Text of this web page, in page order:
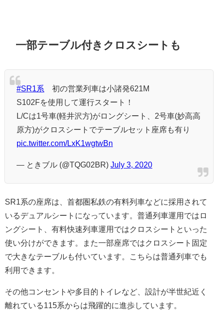
一部テーブル付きクロスシートも
#SR1系 初の営業列車は小諸発621M
S102Fを使用して運行スタート！
L/Cは1号車(軽井沢方)がロングシート、2号車(妙高高
原方)がクロスシートでテーブルセット座席も有り
pic.twitter.com/LxK1wgtwBn
— ときブル (@TQG02BR) July 3, 2020
SR1系の座席は、首都圏私鉄の有料列車などに採用されて
いるデュアルシートになっています。普通列車運用ではロ
ングシート、有料快速列車運用ではクロスシートといった
使い分けができます。また一部座席ではクロスシート固定
で大きなテーブルも付いています。こちらは普通列車でも
利用できます。
その他コンセントや多目的トイレなど、設計が半世紀近く
離れている115系からは飛躍的に進歩しています。